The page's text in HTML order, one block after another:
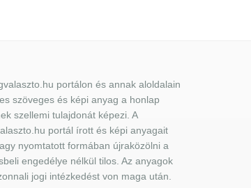
portálon és annak aloldalain
szöveges és képi anyag a honlap
szellemi tulajdonát képezi. A
portál írott és képi anyagait
nyomtatott formában újraközölni a
engedélye nélkül tilos. Az anyagok
jogi intézkedést von maga után.